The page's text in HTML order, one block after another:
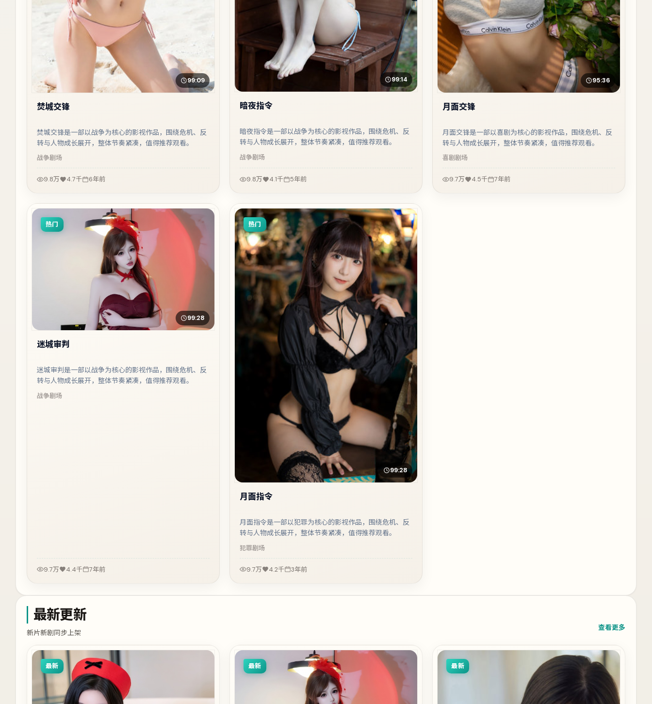
99:09
焚城交锋
焚城交锋是一部以战争为核心的影视作品，围绕危机、反
转与人物成长展开，整体节奏紧凑，值得推荐观看。
战争剧场
9.8万 4.7千 6年前
99:14
暗夜指令
暗夜指令是一部以战争为核心的影视作品，围绕危机、反
转与人物成长展开，整体节奏紧凑，值得推荐观看。
战争剧场
9.8万 4.1千 5年前
95:36
月面交锋
月面交锋是一部以喜剧为核心的影视作品，围绕危机、反
转与人物成长展开，整体节奏紧凑，值得推荐观看。
喜剧剧场
9.7万 4.5千 7年前
热门
99:28
迷城审判
迷城审判是一部以战争为核心的影视作品，围绕危机、反
转与人物成长展开，整体节奏紧凑，值得推荐观看。
战争剧场
9.7万 4.4千 7年前
热门
99:28
月面指令
月面指令是一部以犯罪为核心的影视作品，围绕危机、反
转与人物成长展开，整体节奏紧凑，值得推荐观看。
犯罪剧场
9.7万 4.2千 3年前
最新更新
新片新剧同步上架
查看更多
最新 最新 最新